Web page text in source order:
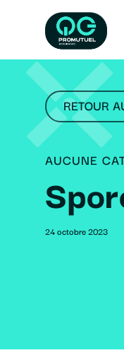
content
RETOUR
AUCUNE
24 octobre 2023